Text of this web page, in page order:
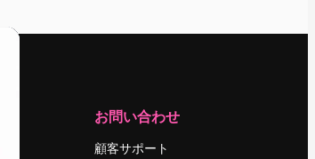
お問い合わせ
顧客サポート